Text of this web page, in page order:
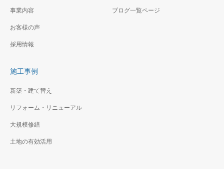
ドに特徴のある複合ビル
事業内容
お客様の声
採用情報
ブログ一覧ページ
施工事例
新築・建て替え
リフォーム・リニューアル
大規模修繕
土地の有効活用